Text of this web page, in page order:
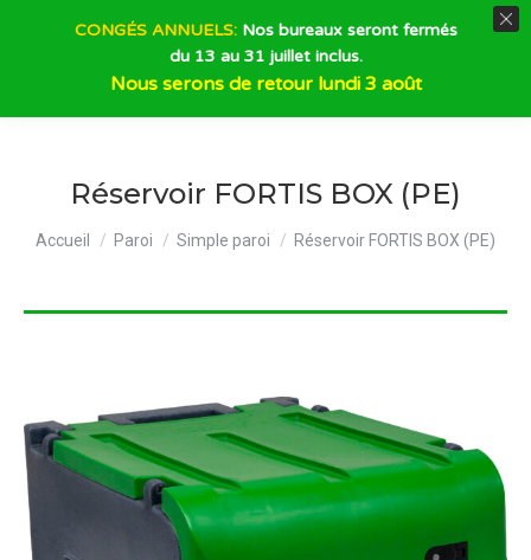
Réservoir FORTIS BOX (PE)
Vous êtes ici :
Accueil Paroi Simple paroi Réservoir FORTIS BOX (PE)
CONGÉS ANNUELS:Nos bureaux seront fermés
du 13 au 31 juillet inclus.
Nous serons de retour lundi 3 août